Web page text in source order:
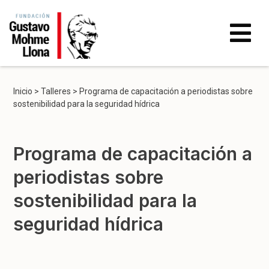
Inicio >Talleres > Programa de capacitación a periodistas sobre
sostenibilidad para la seguridad hídrica
Programa de capacitación a
periodistas sobre
sostenibilidad para la
seguridad hídrica